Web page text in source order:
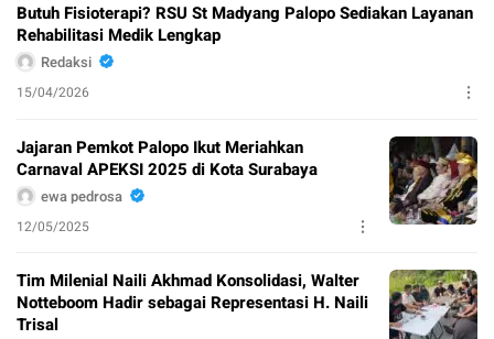
Butuh Fisioterapi? RSU St Madyang Palopo Sediakan Layanan
Rehabilitasi Medik Lengkap
Redaksi
15/04/2026
Jajaran Pemkot Palopo Ikut Meriahkan
Carnaval APEKSI 2025 di Kota Surabaya
ewa pedrosa
12/05/2025
Tim Milenial Naili Akhmad Konsolidasi, Walter
Notteboom Hadir sebagai Representasi H. Naili
Trisal